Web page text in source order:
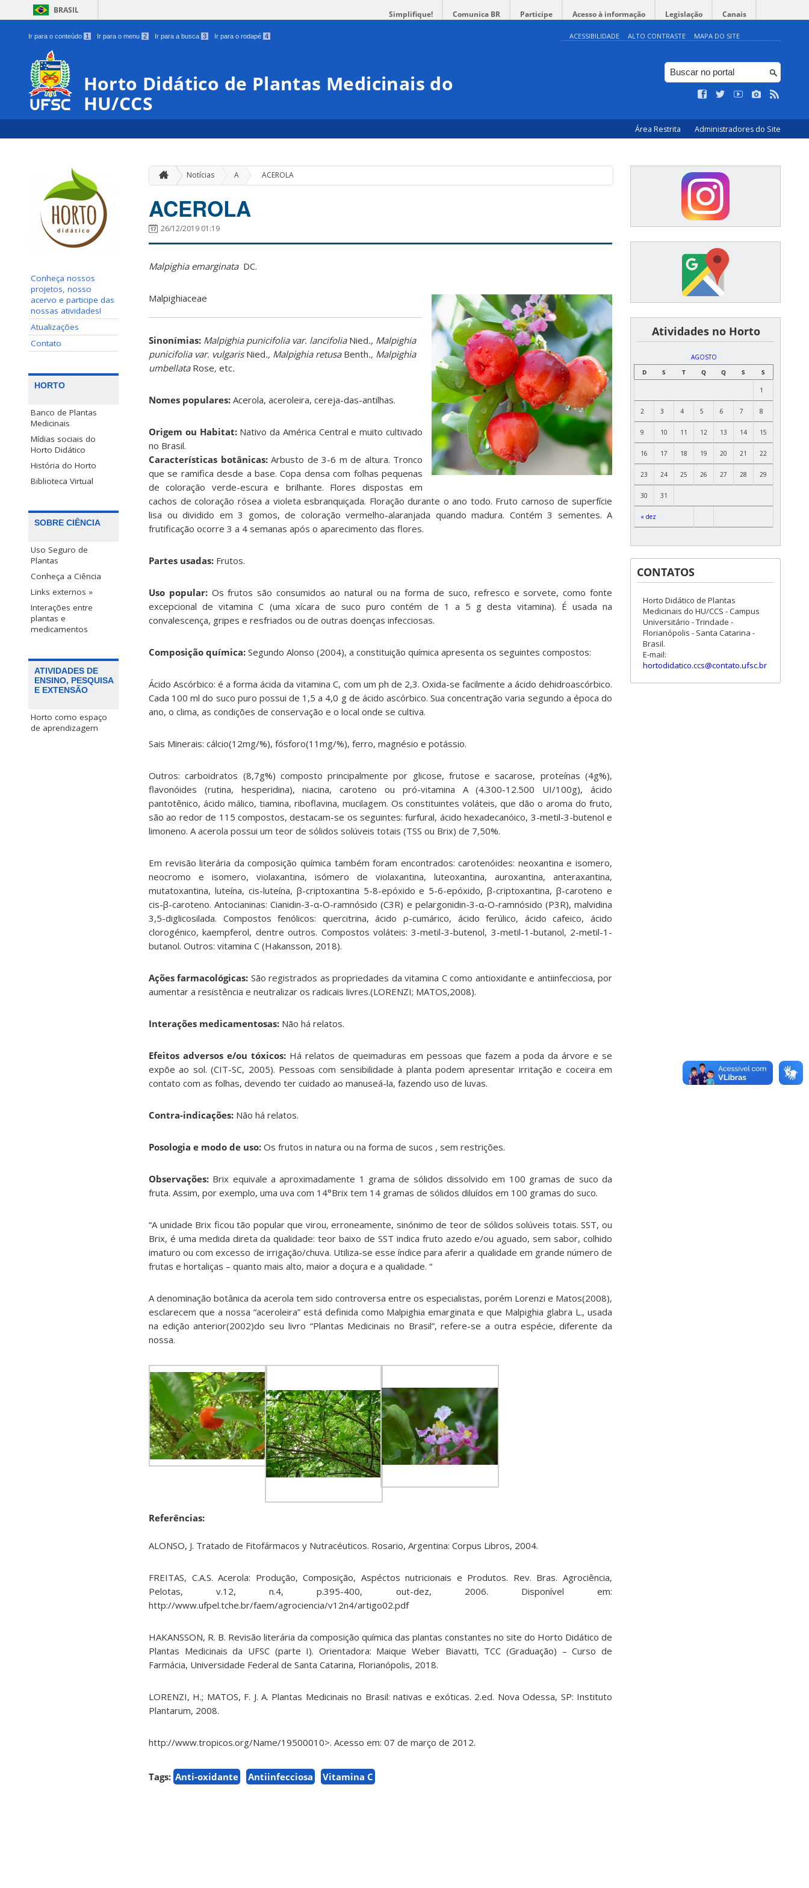
BRASIL Simplifique! Comunica BR Participe Acesso à informação Legislação Canais
Ir para o conteúdo 1 Ir para o menu 2 Ir para a busca 3 Ir para o rodapé 4 ACESSIBILIDADE ALTO CONTRASTE MAPA DO SITE
Horto Didático de Plantas Medicinais do
HU/CCS
Área Restrita Administradores do Site
Conheça nossos
projetos, nosso
acervo e participe das
nossas atividades!
Atualizações
Contato
HORTO
Banco de Plantas
Medicinais
Mídias sociais do
Horto Didático
História do Horto
Biblioteca Virtual
SOBRE CIÊNCIA
Uso Seguro de
Plantas
Conheça a Ciência
Links externos »
Interações entre
plantas e
medicamentos
ATIVIDADES DE
ENSINO, PESQUISA
E EXTENSÃO
Horto como espaço
de aprendizagem
Notícias A » ACEROLA
ACEROLA
26/12/2019 01:19
Malpighia emarginata DC.
Malpighiaceae
Sinonímias: Malpighia punicifolia var. lancifolia Nied., Malpighia
punicifolia var. vulgaris Nied., Malpighia retusa Benth., Malpighia
umbellata Rose, etc.
Nomes populares: Acerola, aceroleira, cereja-das-antilhas.
Origem ou Habitat: Nativo da América Central e muito cultivado
no Brasil.
Características botânicas: Arbusto de 3-6 m de altura. Tronco
que se ramifica desde a base. Copa densa com folhas pequenas
de coloração verde-escura e brilhante. Flores dispostas em
cachos de coloração rósea a violeta esbranquiçada. Floração durante o ano todo. Fruto carnoso de superfície
lisa ou dividido em 3 gomos, de coloração vermelho-alaranjada quando madura. Contém 3 sementes. A
frutificação ocorre 3 a 4 semanas após o aparecimento das flores.
Partes usadas: Frutos.
Uso popular: Os frutos são consumidos ao natural ou na forma de suco, refresco e sorvete, como fonte
excepcional de vitamina C (uma xícara de suco puro contém de 1 a 5 g desta vitamina). É usada na
convalescença, gripes e resfriados ou de outras doenças infecciosas.
Composição química: Segundo Alonso (2004), a constituição química apresenta os seguintes compostos:
Ácido Ascórbico: é a forma ácida da vitamina C, com um ph de 2,3. Oxida-se facilmente a ácido dehidroascórbico.
Cada 100 ml do suco puro possui de 1,5 a 4,0 g de ácido ascórbico. Sua concentração varia segundo a época do
ano, o clima, as condições de conservação e o local onde se cultiva.
Sais Minerais: cálcio(12mg/%), fósforo(11mg/%), ferro, magnésio e potássio.
Outros: carboidratos (8,7g%) composto principalmente por glicose, frutose e sacarose, proteínas (4g%),
flavonóides (rutina, hesperidina), niacina, caroteno ou pró-vitamina A (4.300-12.500 UI/100g), ácido
pantotênico, ácido málico, tiamina, riboflavina, mucilagem. Os constituintes voláteis, que dão o aroma do fruto,
são ao redor de 115 compostos, destacam-se os seguintes: furfural, ácido hexadecanóico, 3-metil-3-butenol e
limoneno. A acerola possui um teor de sólidos solúveis totais (TSS ou Brix) de 7,50%.
Em revisão literária da composição química também foram encontrados: carotenóides: neoxantina e isomero,
neocromo e isomero, violaxantina, isómero de violaxantina, luteoxantina, auroxantina, anteraxantina,
mutatoxantina, luteína, cis-luteína, β-criptoxantina 5-8-epóxido e 5-6-epóxido, β-criptoxantina, β-caroteno e
cis-β-caroteno. Antocianinas: Cianidin-3-α-O-ramnósido (C3R) e pelargonidin-3-α-O-ramnósido (P3R), malvidina
3,5-diglicosilada. Compostos fenólicos: quercitrina, ácido ρ-cumárico, ácido ferúlico, ácido cafeico, ácido
clorogénico, kaempferol, dentre outros. Compostos voláteis: 3-metil-3-butenol, 3-metil-1-butanol, 2-metil-1-
butanol. Outros: vitamina C (Hakansson, 2018).
Ações farmacológicas: São registrados as propriedades da vitamina C como antioxidante e antiinfecciosa, por
aumentar a resistência e neutralizar os radicais livres.(LORENZI; MATOS,2008).
Interações medicamentosas: Não há relatos.
Efeitos adversos e/ou tóxicos: Há relatos de queimaduras em pessoas que fazem a poda da árvore e se
expõe ao sol. (CIT-SC, 2005). Pessoas com sensibilidade à planta podem apresentar irritação e coceira em
contato com as folhas, devendo ter cuidado ao manuseá-la, fazendo uso de luvas.
Contra-indicações: Não há relatos.
Posologia e modo de uso: Os frutos in natura ou na forma de sucos , sem restrições.
Observações: Brix equivale a aproximadamente 1 grama de sólidos dissolvido em 100 gramas de suco da
fruta. Assim, por exemplo, uma uva com 14°Brix tem 14 gramas de sólidos diluídos em 100 gramas do suco.
“A unidade Brix ficou tão popular que virou, erroneamente, sinónimo de teor de sólidos solúveis totais. SST, ou
Brix, é uma medida direta da qualidade: teor baixo de SST indica fruto azedo e/ou aguado, sem sabor, colhido
imaturo ou com excesso de irrigação/chuva. Utiliza-se esse índice para aferir a qualidade em grande número de
frutas e hortaliças – quanto mais alto, maior a doçura e a qualidade. “
A denominação botânica da acerola tem sido controversa entre os especialistas, porém Lorenzi e Matos(2008),
esclarecem que a nossa “aceroleira” está definida como Malpighia emarginata e que Malpighia glabra L., usada
na edição anterior(2002)do seu livro “Plantas Medicinais no Brasil”, refere-se a outra espécie, diferente da
nossa.
Referências:
ALONSO, J. Tratado de Fitofármacos y Nutracéuticos. Rosario, Argentina: Corpus Libros, 2004.
FREITAS, C.A.S. Acerola: Produção, Composição, Aspéctos nutricionais e Produtos. Rev. Bras. Agrociência,
Pelotas, v.12, n.4, p.395-400, out-dez, 2006. Disponível em:
http://www.ufpel.tche.br/faem/agrociencia/v12n4/artigo02.pdf
HAKANSSON, R. B. Revisão literária da composição química das plantas constantes no site do Horto Didático de
Plantas Medicinais da UFSC (parte I). Orientadora: Maique Weber Biavatti, TCC (Graduação) – Curso de
Farmácia, Universidade Federal de Santa Catarina, Florianópolis, 2018.
LORENZI, H.; MATOS, F. J. A. Plantas Medicinais no Brasil: nativas e exóticas. 2.ed. Nova Odessa, SP: Instituto
Plantarum, 2008.
http://www.tropicos.org/Name/19500010>. Acesso em: 07 de março de 2012.
Tags: Anti-oxidante Antiinfecciosa Vitamina C
͏ ͏ ͏ ͏ ͏ ͏Atividades no Horto
AGOSTO
D
S T Q Q S S
« dez
1
2 3 4 5 6 7 8
9 10 11 12 13 14 15
16 17 18 19 20 21 22
23 24 25 26 27 28 29
30 31
CONTATOS
Horto Didático de Plantas
Medicinais do HU/CCS - Campus
Universitário - Trindade -
Florianópolis - Santa Catarina -
Brasil.
E-mail:
hortodidatico.ccs@contato.ufsc.br